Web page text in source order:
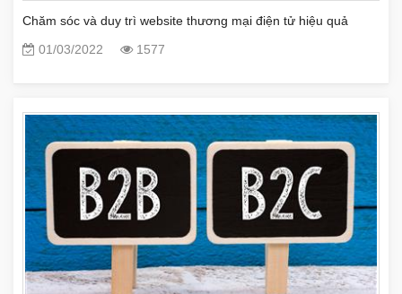
Chăm sóc và duy trì website thương mại điện tử hiệu quả
01/03/2022
1577